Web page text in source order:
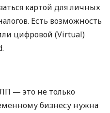
картой для личных
Есть возможность
цифровой (Virtual)
— это не только
бизнесу нужна